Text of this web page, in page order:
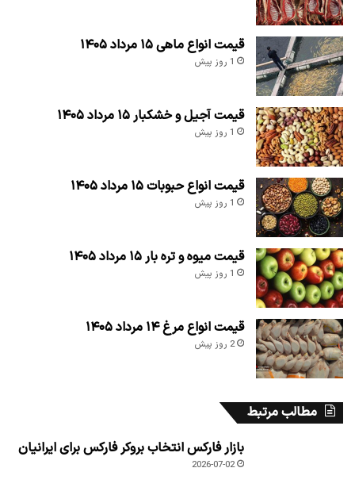
قیمت انواع ماهی ۱۵ مرداد ۱۴۰۵
1 روز پیش
قیمت آجیل و خشکبار ۱۵ مرداد ۱۴۰۵
1 روز پیش
قیمت انواع حبوبات ۱۵ مرداد ۱۴۰۵
1 روز پیش
قیمت میوه و تره بار ۱۵ مرداد ۱۴۰۵
1 روز پیش
قیمت انواع مرغ ۱۴ مرداد ۱۴۰۵
2 روز پیش
مطالب مرتبط
بازار فارکس انتخاب بروکر فارکس برای ایرانیان
2026-07-02